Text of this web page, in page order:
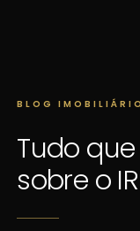
BLOG IMOBILIÁRIO
Tudo
sobre o